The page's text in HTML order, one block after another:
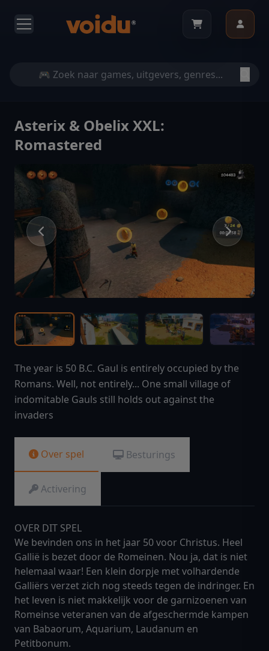
Asterix & Obelix XXL:
Romastered
The year is 50 B.C. Gaul is entirely occupied by the
Romans. Well, not entirely... One small village of
indomitable Gauls still holds out against the
invaders
Over spel Besturings
Activering
OVER DIT SPEL
We bevinden ons in het jaar 50 voor Christus. Heel
Gallië is bezet door de Romeinen. Nou ja, dat is niet
helemaal waar! Een klein dorpje met volhardende
Galliërs verzet zich nog steeds tegen de indringer. En
het leven is niet makkelijk voor de garnizoenen van
Romeinse veteranen van de afgeschermde kampen
van Babaorum, Aquarium, Laudanum en
Petitbonum.